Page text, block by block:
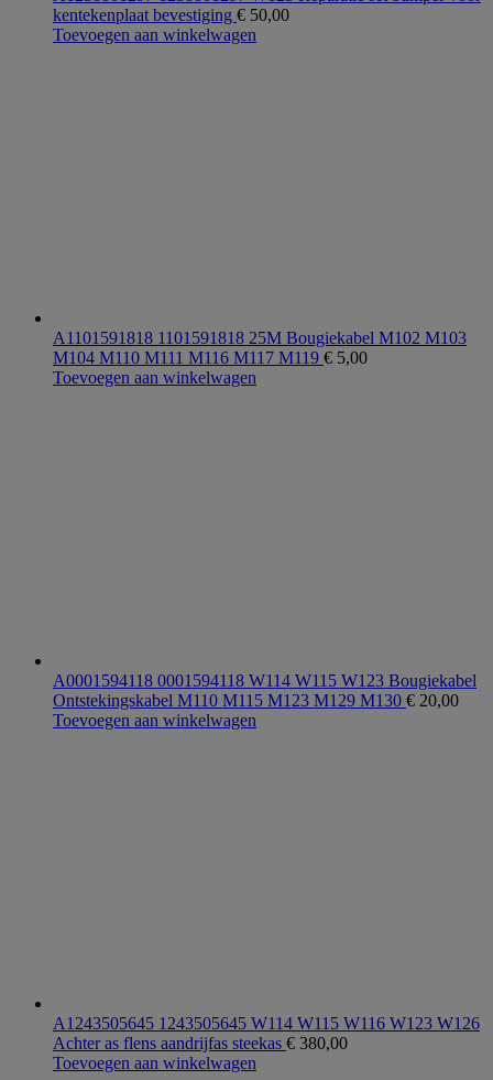
kentekenplaat bevestiging € 50,00
Toevoegen aan winkelwagen
A1101591818 1101591818 25M Bougiekabel M102 M103
M104 M110 M111 M116 M117 M119 € 5,00
Toevoegen aan winkelwagen
A0001594118 0001594118 W114 W115 W123 Bougiekabel
Ontstekingskabel M110 M115 M123 M129 M130 € 20,00
Toevoegen aan winkelwagen
A1243505645 1243505645 W114 W115 W116 W123 W126
Achter as flens aandrijfas steekas € 380,00
Toevoegen aan winkelwagen